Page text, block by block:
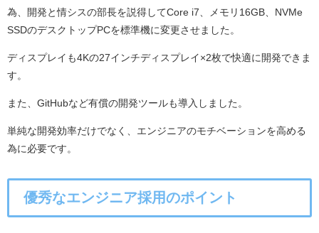
為、開発と情シスの部長を説得してCore i7、メモリ16GB、NVMe
SSDのデスクトップPCを標準機に変更させました。
ディスプレイも4Kの27インチディスプレイ×2枚で快適に開発できま
す。
また、GitHubなど有償の開発ツールも導入しました。
単純な開発効率だけでなく、エンジニアのモチベーションを高める
為に必要です。
優秀なエンジニア採用のポイント